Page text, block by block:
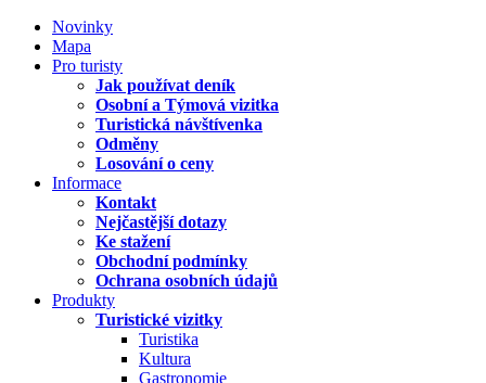
Novinky
Mapa
Pro turisty
Jak používat deník
Osobní a Týmová vizitka
Turistická návštívenka
Odměny
Losování o ceny
Informace
Kontakt
Nejčastější dotazy
Ke stažení
Obchodní podmínky
Ochrana osobních údajů
Produkty
Turistické vizitky
Turistika
Kultura
Gastronomie